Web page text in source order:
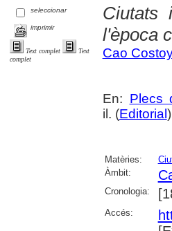
seleccionar
imprimir
Text complet
Text
complet
Ciutats
l'època
Cao
En: Plecs
il. (Editorial )
Matèries:
Àmbit:
Cronologia:
Accés: